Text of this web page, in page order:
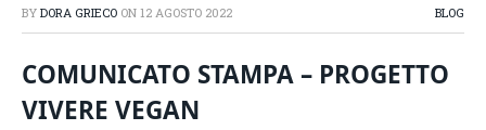
BY DORA GRIECO ON 12 AGOSTO 2022 BLOG
COMUNICATO STAMPA – PROGETTO
VIVERE VEGAN